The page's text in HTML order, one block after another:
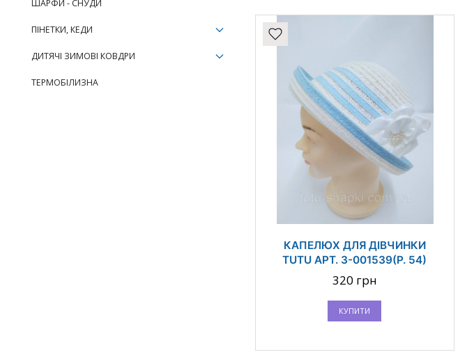
ШАРФИ - СНУДИ
ПІНЕТКИ, КЕДИ
ДИТЯЧІ ЗИМОВІ КОВДРИ
ТЕРМОБІЛИЗНА
КАПЕЛЮХ ДЛЯ ДІВЧИНКИ
TUTU АРТ. 3-001539(Р. 54)
320 грн
КУПИТИ